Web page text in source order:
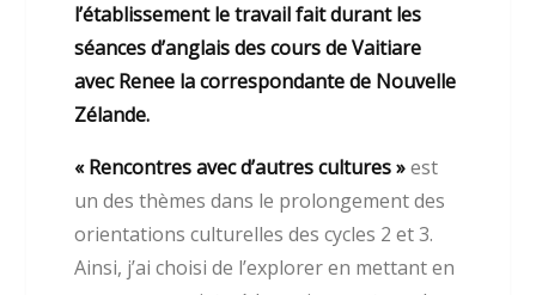
l’établissement le travail fait durant les
séances d’anglais des cours de Vaitiare
avec Renee la correspondante de Nouvelle
Zélande.
« Rencontres avec d’autres cultures »est
un des thèmes dans le prolongement des
orientations culturelles des cycles 2 et 3.
Ainsi, j’ai choisi de l’explorer en mettant en